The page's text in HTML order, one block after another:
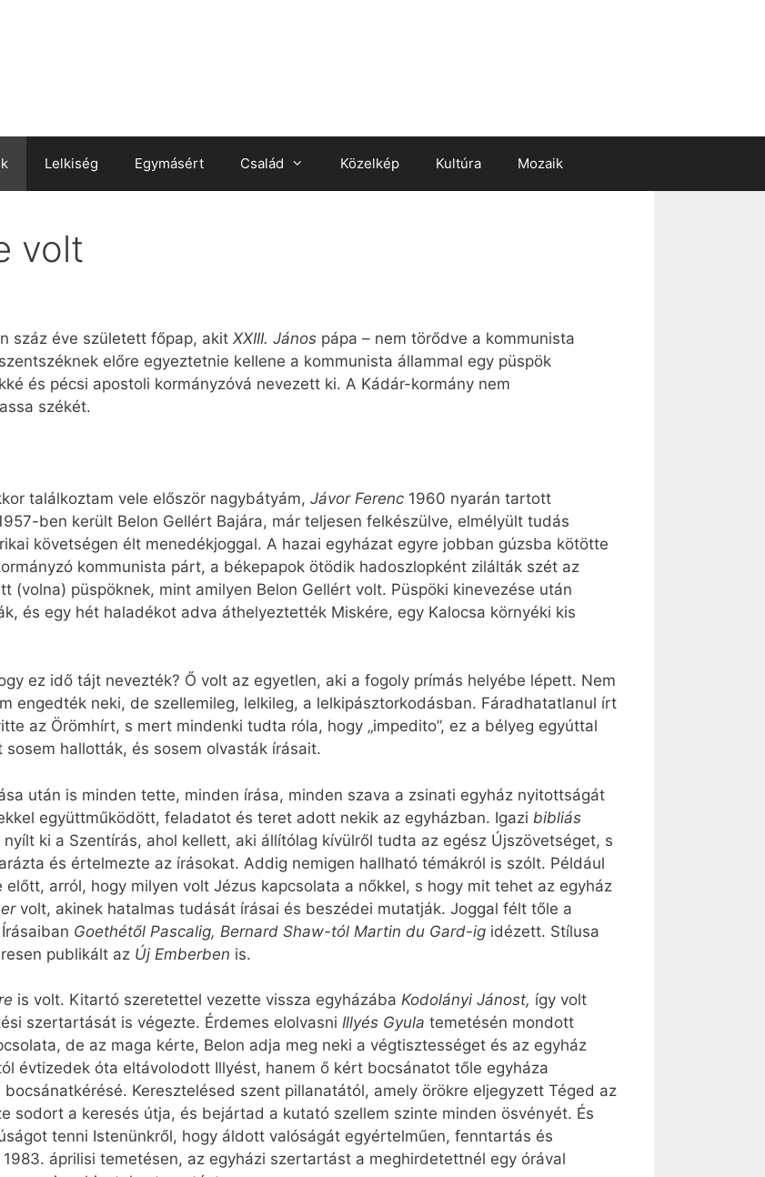
Lelkiség Egymásért Család Közelkép Kultúra Mozaik
volt
száz éve született főpap, akit XXIII. János pápa – nem törődve a kommunista
előre egyeztetnie kellene a kommunista állammal egy püspök
és pécsi apostoli kormányzóvá nevezett ki. A Kádár-kormány nem
székét.
találkoztam vele először nagybátyám, Jávor Ferenc 1960 nyarán tartott
ben került Belon Gellért Bajára, már teljesen felkészülve, elmélyült tudás
követségen élt menedékjoggal. A hazai egyházat egyre jobban gúzsba kötötte
kommunista párt, a békepapok ötödik hadoszlopként zilálták szét az
(volna) püspöknek, mint amilyen Belon Gellért volt. Püspöki kinevezése után
és egy hét haladékot adva áthelyeztették Miskére, egy Kalocsa környéki kis
ez idő tájt nevezték? Ő volt az egyetlen, aki a fogoly prímás helyébe lépett. Nem
engedték neki, de szellemileg, lelkileg, a lelkipásztorkodásban. Fáradhatatlanul írt
az Örömhírt, s mert mindenki tudta róla, hogy „impedito”, ez a bélyeg egyúttal
hallották, és sosem olvasták írásait.
után is minden tette, minden írása, minden szava a zsinati egyház nyitottságát
együttműködött, feladatot és teret adott nekik az egyházban. Igazi bibliás
ki a Szentírás, ahol kellett, aki állítólag kívülről tudta az egész Újszövetséget, s
és értelmezte az írásokat. Addig nemigen hallható témákról is szólt. Például
arról, hogy milyen volt Jézus kapcsolata a nőkkel, s hogy mit tehet az egyház
volt, akinek hatalmas tudását írásai és beszédei mutatják. Joggal félt tőle a
Goethétől Pascalig, Bernard Shaw-tól Martin du Gard-ig idézett. Stílusa
publikált az Új Emberben is.
is volt. Kitartó szeretettel vezette vissza egyházába Kodolányi Jánost, így volt
szertartását is végezte. Érdemes elolvasni Illyés Gyula temetésén mondott
de az maga kérte, Belon adja meg neki a végtisztességet és az egyház
évtizedek óta eltávolodott Illyést, hanem ő kért bocsánatot tőle egyháza
Keresztelésed szent pillanatától, amely örökre eljegyzett Téged az
sodort a keresés útja, és bejártad a kutató szellem szinte minden ösvényét. És
tenni Istenünkről, hogy áldott valóságát egyértelműen, fenntartás és
áprilisi temetésen, az egyházi szertartást a meghirdetettnél egy órával